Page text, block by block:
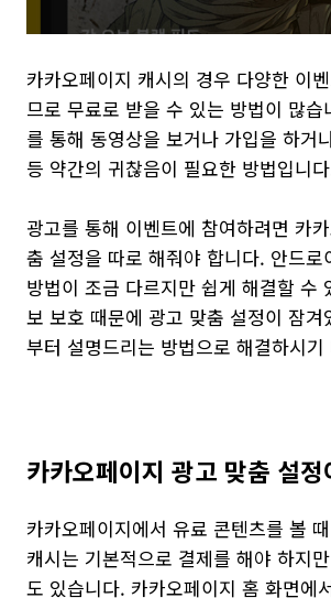
카카오페이지 캐시의 경우 다양한 이
므로 무료로 받을 수 있는 방법이 많습
를 통해 동영상을 보거나 가입을 하거
등 약간의 귀찮음이 필요한 방법입니
광고를 통해 이벤트에 참여하려면 카
춤 설정을 따로 해줘야 합니다. 안드로
방법이 조금 다르지만 쉽게 해결할 수
보 보호 때문에 광고 맞춤 설정이 잠겨
부터 설명드리는 방법으로 해결하시기
카카오페이지 광고 맞춤 설정
카카오페이지에서 유료 콘텐츠를 볼
캐시는 기본적으로 결제를 해야 하지
도 있습니다. 카카오페이지 홈 화면에